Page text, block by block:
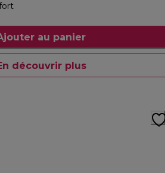
au panier
découvrir plus